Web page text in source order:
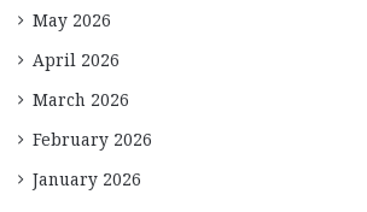
May 2026
April 2026
March 2026
February 2026
January 2026